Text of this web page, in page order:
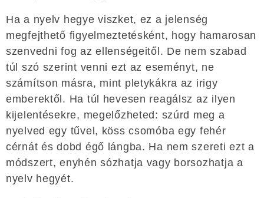
Ha a nyelv hegye viszket, ez a jelenség
megfejthető figyelmeztetésként, hogy hamarosan
szenvedni fog az ellenségeitől. De nem szabad
túl szó szerint venni ezt az eseményt, ne
számítson másra, mint pletykákra az irigy
emberektől. Ha túl hevesen reagálsz az ilyen
kijelentésekre, megelőzheted: szúrd meg a
nyelved egy tűvel, köss csomóba egy fehér
cérnát és dobd égő lángba. Ha nem szereti ezt a
módszert, enyhén sózhatja vagy borsozhatja a
nyelv hegyét.